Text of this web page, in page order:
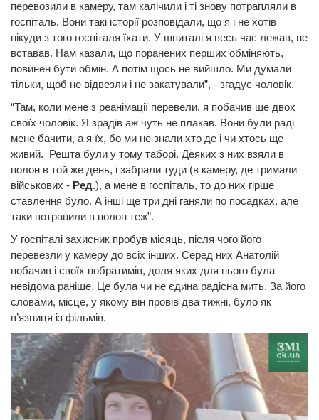
перевозили в камеру, там калічили і ті знову потрапляли в
госпіталь. Вони такі історії розповідали, що я і не хотів
нікуди з того госпіталя їхати. У шпиталі я весь час лежав, не
вставав. Нам казали, що поранених перших обміняють,
повинен бути обмін. А потім щось не вийшло. Ми думали
тільки, щоб не відвезли і не закатували”, - згадує чоловік.
“Там, коли мене з реанімації перевели, я побачив ще двох
своїх чоловік. Я зрадів аж чуть не плакав. Вони були раді
мене бачити, а я їх, бо ми не знали хто де і чи хтось ще
живий. Решта були у тому таборі. Деяких з них взяли в
полон в той же день, і забрали туди (в камеру, де тримали
військових - Ред.), а мене в госпіталь, то до них гірше
ставлення було. А інші ще три дні ганяли по посадках, але
таки потрапили в полон теж”.
У госпіталі захисник пробув місяць, після чого його
перевезли у камеру до всіх інших. Серед них Анатолій
побачив і своїх побратимів, доля яких для нього була
невідома раніше. Це була чи не єдина радісна мить. За його
словами, місце, у якому він провів два тижні, було як
в’язниця із фільмів.